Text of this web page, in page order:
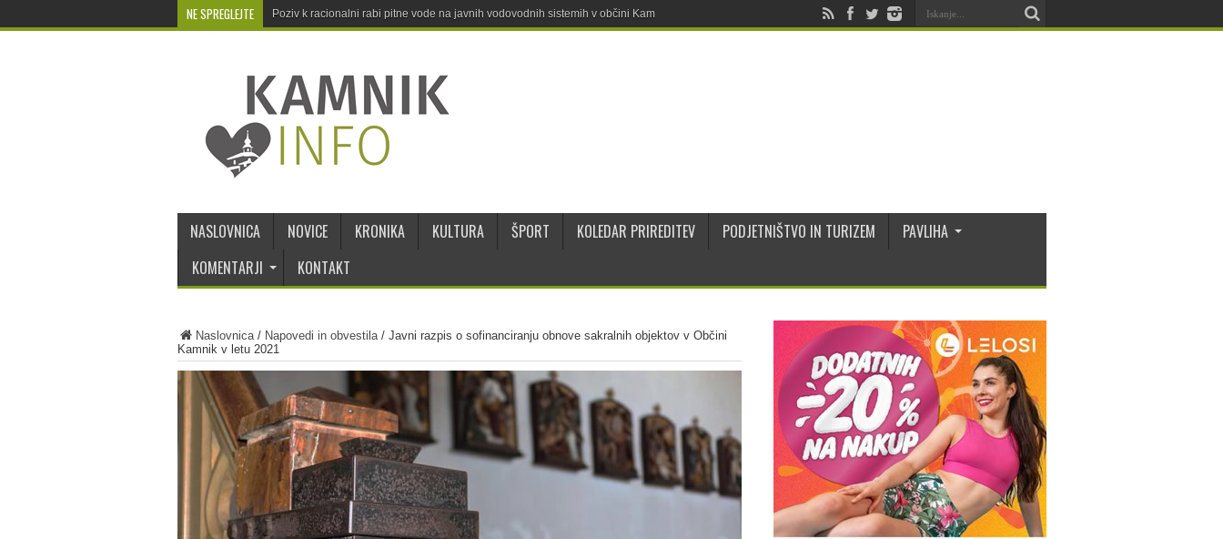
NE SPREGLEJTE Poziv k racionalni rabi pitne vode na javnih vodovodnih sistemih v občini Kamnik
NASLOVNICA NOVICE KRONIKA KULTURA ŠPORT KOLEDAR PRIREDITEV PODJETNIŠTVO IN TURIZEM
PAVLIHA
KOMENTARJI
KONTAKT
Naslovnica/ Napovedi in obvestila/ Javni razpis o sofinanciranju obnove sakralnih objektov v Občini
Kamnik v letu 2021